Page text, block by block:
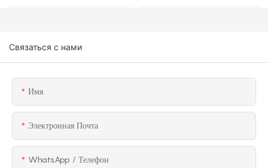
Связаться с нами
Имя
Электронная Почта
WhatsApp / Телефон